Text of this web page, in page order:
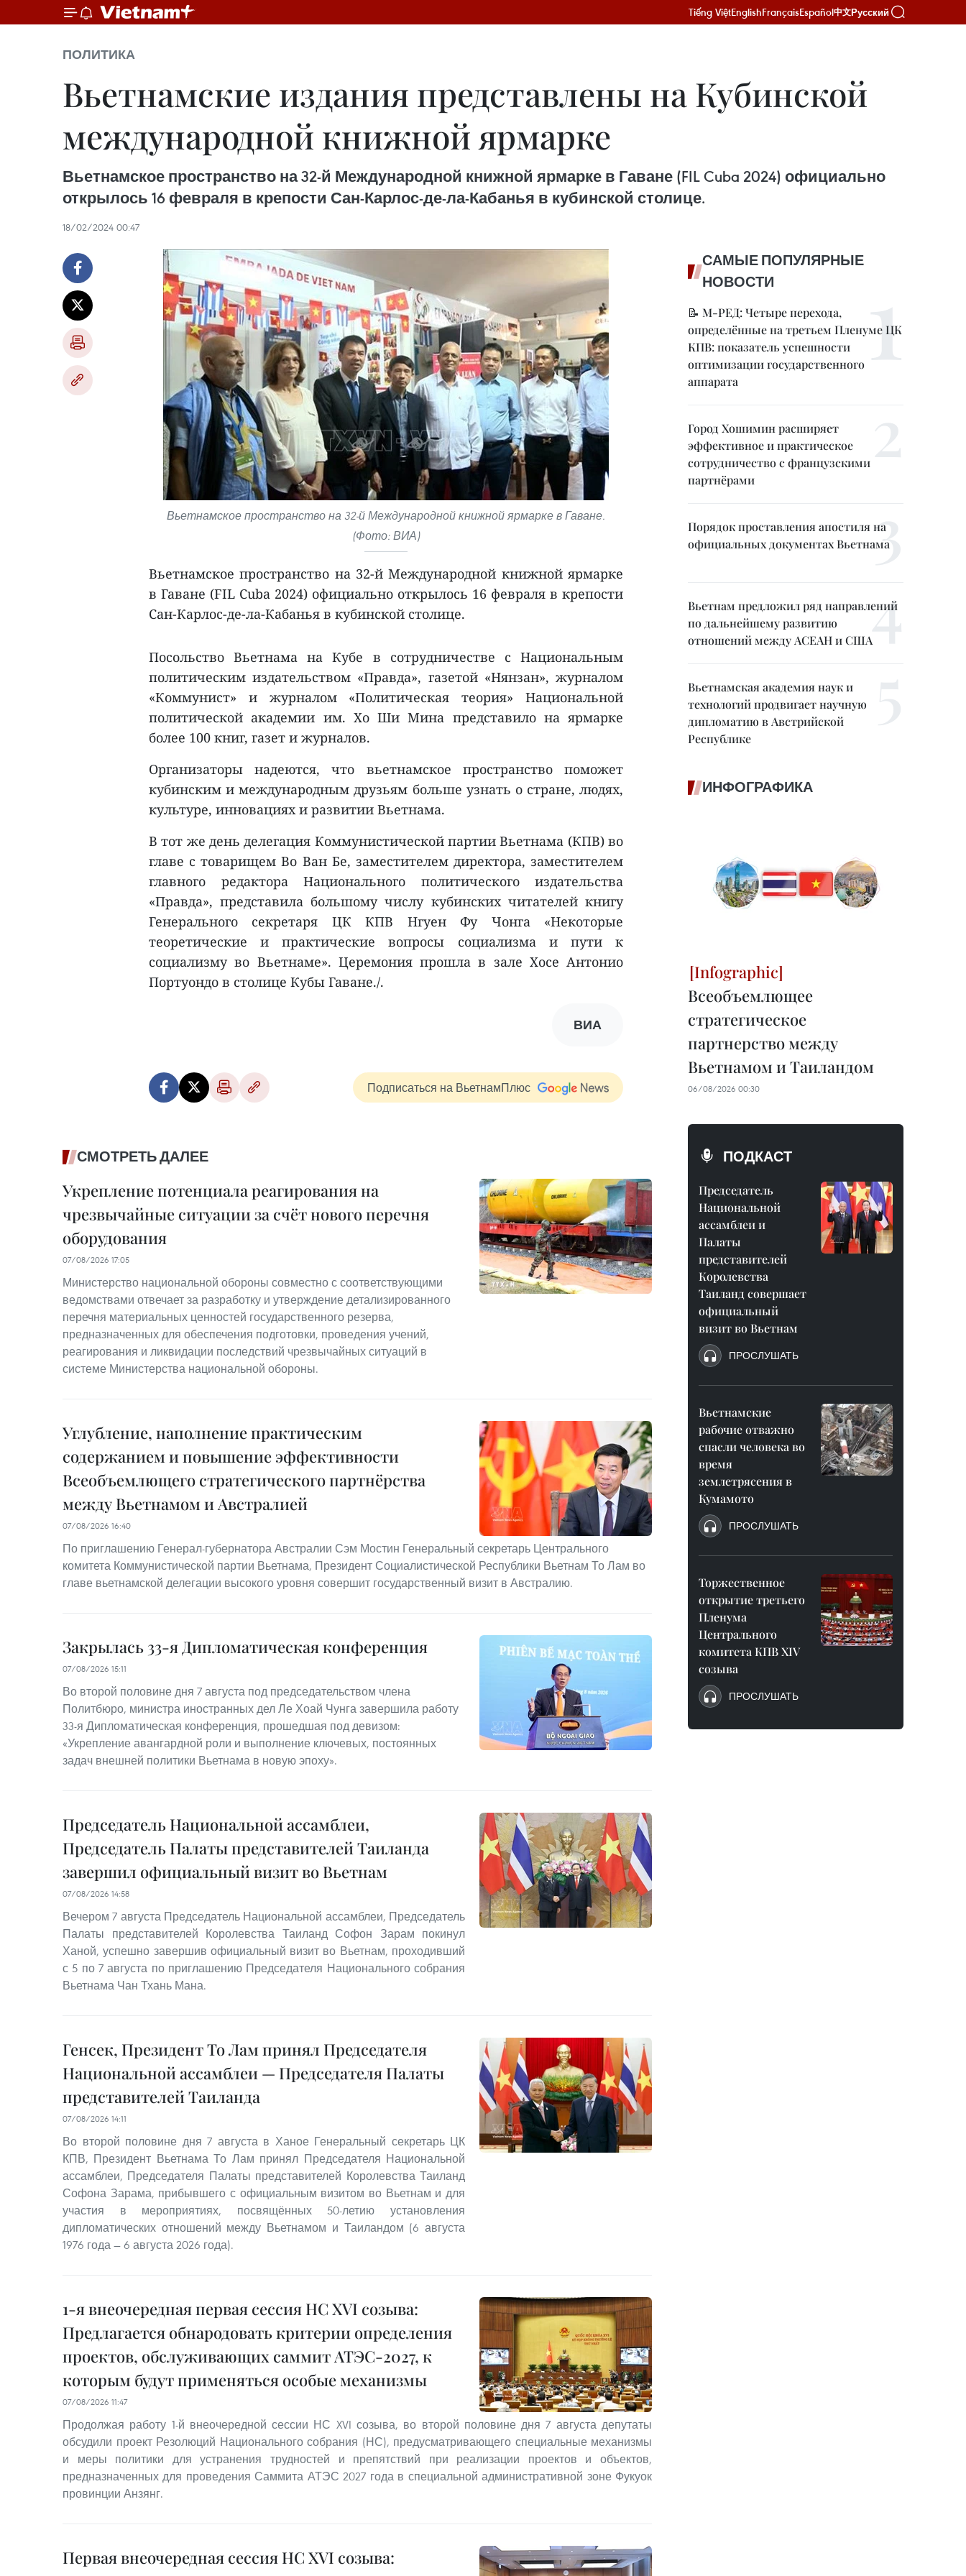
Tiếng ViệtEnglishFrançaisEspañol中文Русский
ПОЛИТИКА
Вьетнамские издания представлены на Кубинской
международной книжной ярмарке
Вьетнамское пространство на 32-й Международной книжной ярмарке в Гаване (FIL Cuba 2024) официально
открылось 16 февраля в крепости Сан-Карлос-де-ла-Кабанья в кубинской столице.
18/02/2024 00:47
Вьетнамское пространство на 32-й Международной книжной ярмарке в Гаване.
(Фото: ВИА)
Вьетнамское пространство на 32-й Международной книжной ярмарке
в Гаване (FIL Cuba 2024) официально открылось 16 февраля в крепости
Сан-Карлос-де-ла-Кабанья в кубинской столице.
Посольство Вьетнама на Кубе в сотрудничестве с Национальным
политическим издательством «Правда», газетой «Нянзан», журналом
«Коммунист» и журналом «Политическая теория» Национальной
политической академии им. Хо Ши Мина представило на ярмарке
более 100 книг, газет и журналов.
Организаторы надеются, что вьетнамское пространство поможет
кубинским и международным друзьям больше узнать о стране, людях,
культуре, инновациях и развитии Вьетнама.
В тот же день делегация Коммунистической партии Вьетнама (КПВ) во
главе с товарищем Во Ван Бе, заместителем директора, заместителем
главного редактора Национального политического издательства
«Правда», представила большому числу кубинских читателей книгу
Генерального секретаря ЦК КПВ Нгуен Фу Чонга «Некоторые
теоретические и практические вопросы социализма и пути к
социализму во Вьетнаме». Церемония прошла в зале Хосе Антонио
Портуондо в столице Кубы Гаване./.
ВИА
Подписаться на ВьетнамПлюс
СМОТРЕТЬ ДАЛЕЕ
Укрепление потенциала реагирования на
чрезвычайные ситуации за счёт нового перечня
оборудования
07/08/2026 17:05
Министерство национальной обороны совместно с соответствующими
ведомствами отвечает за разработку и утверждение детализированного
перечня материальных ценностей государственного резерва,
предназначенных для обеспечения подготовки, проведения учений,
реагирования и ликвидации последствий чрезвычайных ситуаций в
системе Министерства национальной обороны.
Углубление, наполнение практическим
содержанием и повышение эффективности
Всеобъемлющего стратегического партнёрства
между Вьетнамом и Австралией
07/08/2026 16:40
По приглашению Генерал-губернатора Австралии Сэм Мостин Генеральный секретарь Центрального
комитета Коммунистической партии Вьетнама, Президент Социалистической Республики Вьетнам То Лам во
главе вьетнамской делегации высокого уровня совершит государственный визит в Австралию.
Закрылась 33-я Дипломатическая конференция
07/08/2026 15:11
Во второй половине дня 7 августа под председательством члена
Политбюро, министра иностранных дел Ле Хоай Чунга завершила работу
33-я Дипломатическая конференция, прошедшая под девизом:
«Укрепление авангардной роли и выполнение ключевых, постоянных
задач внешней политики Вьетнама в новую эпоху».
Председатель Национальной ассамблеи,
Председатель Палаты представителей Таиланда
завершил официальный визит во Вьетнам
07/08/2026 14:58
Вечером 7 августа Председатель Национальной ассамблеи, Председатель
Палаты представителей Королевства Таиланд Софон Зарам покинул
Ханой, успешно завершив официальный визит во Вьетнам, проходивший
с 5 по 7 августа по приглашению Председателя Национального собрания
Вьетнама Чан Тхань Мана.
Генсек, Президент То Лам принял Председателя
Национальной ассамблеи — Председателя Палаты
представителей Таиланда
07/08/2026 14:11
Во второй половине дня 7 августа в Ханое Генеральный секретарь ЦК
КПВ, Президент Вьетнама То Лам принял Председателя Национальной
ассамблеи, Председателя Палаты представителей Королевства Таиланд
Софона Зарама, прибывшего с официальным визитом во Вьетнам и для
участия в мероприятиях, посвящённых 50-летию установления
дипломатических отношений между Вьетнамом и Таиландом (6 августа
1976 года — 6 августа 2026 года).
1-я внеочередная первая сессия НС XVI созыва:
Предлагается обнародовать критерии определения
проектов, обслуживающих саммит АТЭС-2027, к
которым будут применяться особые механизмы
07/08/2026 11:47
Продолжая работу 1-й внеочередной сессии НС XVI созыва, во второй половине дня 7 августа депутаты
обсудили проект Резолюций Национального собрания (НС), предусматривающего специальные механизмы
и меры политики для устранения трудностей и препятствий при реализации проектов и объектов,
предназначенных для проведения Саммита АТЭС 2027 года в специальной административной зоне Фукуок
провинции Анзянг.
Первая внеочередная сессия НС XVI созыва:
САМЫЕ ПОПУЛЯРНЫЕ
НОВОСТИ
📝 М-РЕД: Четыре перехода,
определённые на третьем Пленуме ЦК
КПВ: показатель успешности
оптимизации государственного
аппарата
Город Хошимин расширяет
эффективное и практическое
сотрудничество с французскими
партнёрами
Порядок проставления апостиля на
официальных документах Вьетнама
Вьетнам предложил ряд направлений
по дальнейшему развитию
отношений между АСЕАН и США
Вьетнамская академия наук и
технологий продвигает научную
дипломатию в Австрийской
Республике
ИНФОГРАФИКА
Всеобъемлющее
стратегическое
партнерство между
Вьетнамом и Таиландом
06/08/2026 00:30
ПОДКАСТ
Председатель
Национальной
ассамблеи и
Палаты
представителей
Королевства
Таиланд совершает
официальный
визит во Вьетнам
ПРОСЛУШАТЬ
Вьетнамские
рабочие отважно
спасли человека во
время
землетрясения в
Кумамото
ПРОСЛУШАТЬ
Торжественное
открытие третьего
Пленума
Центрального
комитета КПВ XIV
созыва
ПРОСЛУШАТЬ